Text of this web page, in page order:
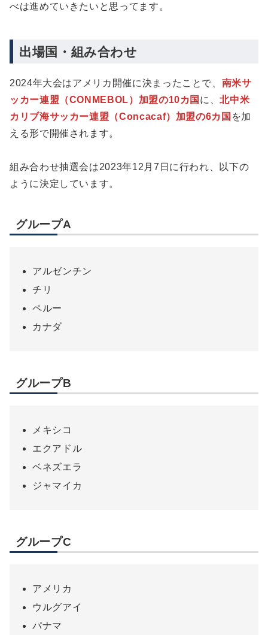
べは進めていきたいと思ってます。
出場国・組み合わせ
2024年大会はアメリカ開催に決まったことで、 南米サ
ッカー連盟（CONMEBOL）加盟の10カ国 に、北中米
カリブ海サッカー連盟（Concacaf）加盟の6カ国 を加
える形で開催されます。
組み合わせ抽選会は2023年12月7日に行われ、以下の
ように決定しています。
グループA
アルゼンチン
チリ
ペルー
カナダ
グループB
メキシコ
エクアドル
ベネズエラ
ジャマイカ
グループC
アメリカ
ウルグアイ
パナマ